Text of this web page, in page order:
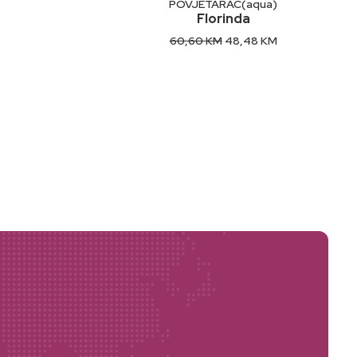
POVJETARAC(aqua)
Florinda
60,60KM Original
48,48 KMCurrent